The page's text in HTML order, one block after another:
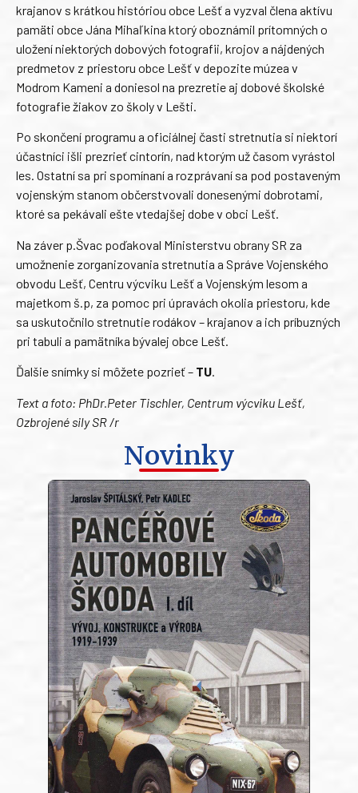
krajanov s krátkou históriou obce Lešť a vyzval člena aktívu
pamäti obce Jána Mihaľkina ktorý oboznámil prítomných o
uložení niektorých dobových fotografii, krojov a nájdených
predmetov z priestoru obce Lešť v depozite múzea v
Modrom Kameni a doniesol na prezretie aj dobové školské
fotografie žiakov zo školy v Lešti.
Po skončení programu a oficiálnej časti stretnutia si niektorí
účastníci išli prezrieť cintorín, nad ktorým už časom vyrástol
les. Ostatní sa pri spomínaní a rozprávaní sa pod postaveným
vojenským stanom občerstvovali donesenými dobrotami,
ktoré sa pekávali ešte vtedajšej dobe v obci Lešť.
Na záver p.Švac poďakoval Ministerstvu obrany SR za
umožnenie zorganizovania stretnutia a Správe Vojenského
obvodu Lešť, Centru výcviku Lešť a Vojenským lesom a
majetkom š.p, za pomoc pri úpravách okolia priestoru, kde
sa uskutočnilo stretnutie rodákov – krajanov a ich príbuzných
pri tabuli a pamätníka bývalej obce Lešť.
Ďalšie snímky si môžete pozrieť – TU.
Text a foto: PhDr.Peter Tischler, Centrum výcviku Lešť,
Ozbrojené sily SR /r
Novinky